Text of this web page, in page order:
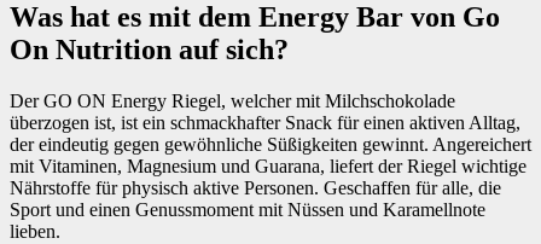
Was hat es mit dem Energy Bar von Go
On Nutrition auf sich?
Der GO ON Energy Riegel, welcher mit Milchschokolade
überzogen ist, ist ein schmackhafter Snack für einen aktiven Alltag,
der eindeutig gegen gewöhnliche Süßigkeiten gewinnt. Angereichert
mit Vitaminen, Magnesium und Guarana, liefert der Riegel wichtige
Nährstoffe für physisch aktive Personen. Geschaffen für alle, die
Sport und einen Genussmoment mit Nüssen und Karamellnote
lieben.